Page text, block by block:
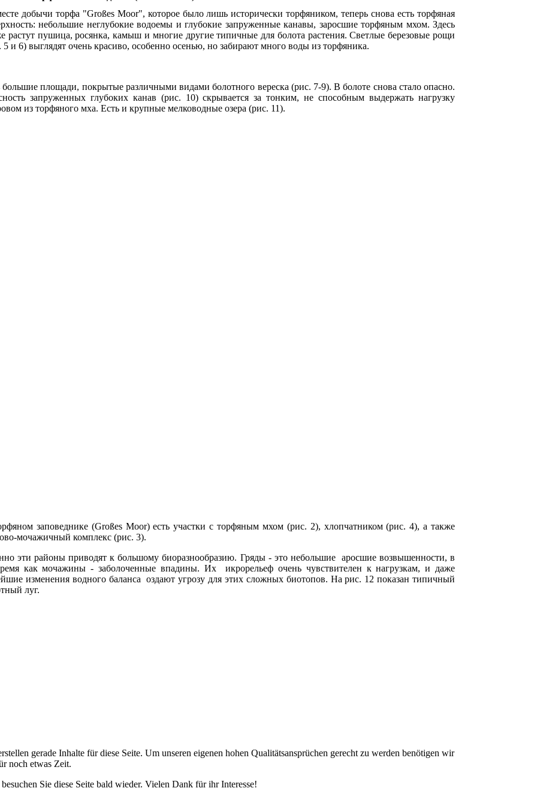
добычи торфа "Großes Moor", которое было лишь исторически торфяником, теперь снова есть торфяная
небольшие неглубокие водоемы и глубокие запруженные канавы, заросшие торфяным мхом. Здесь
растут пушица, росянка, камыш и многие другие типичные для болота растения. Светлые березовые рощи
5 и 6) выглядят очень красиво, особенно осенью, но забирают много воды из торфяника.
большие площади, покрытые различными видами болотного вереска (рис. 7-9). В болоте снова стало опасно.
запруженных глубоких канав (рис. 10) скрывается за тонким, не способным выдержать нагрузку
из торфяного мха. Есть и крупные мелководные озера (рис. 11).
заповеднике (Großes Moor) есть участки с торфяным мхом (рис. 2), хлопчатником (рис. 4), а также
мочажичный комплекс (рис. 3).
эти районы приводят к большому биоразнообразию. Гряды - это небольшие аросшие возвышенности, в
как мочажины - заболоченные впадины. Их икрорельеф очень чувствителен к нагрузкам, и даже
изменения водного баланса оздают угрозу для этих сложных биотопов. На рис. 12 показан типичный
луг.
gerade Inhalte für diese Seite. Um unseren eigenen hohen Qualitätsansprüchen gerecht zu werden benötigen wir
noch etwas Zeit.
Sie diese Seite bald wieder. Vielen Dank für ihr Interesse!